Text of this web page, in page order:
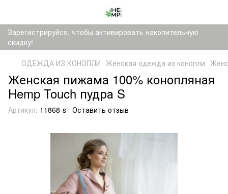
Зарегистрируйся, чтобы активировать накопительную
скидку!
ОДЕЖДА ИЗ КОНОПЛИ Женская одежда из конопли
Женская пижама 100% конопляная
Hemp Touch пудра S
Артикул: 11868-s Оставить отзыв